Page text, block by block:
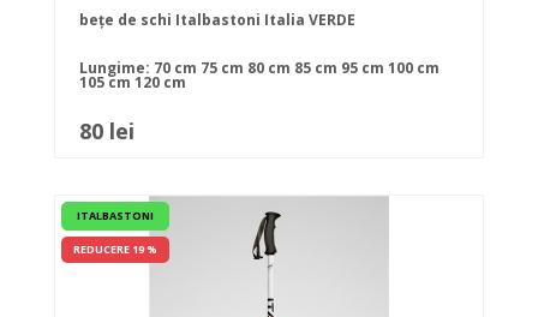
bețe de schi Italbastoni Italia VERDE
Lungime: 70 cm 75 cm 80 cm 85 cm 95 cm 100 cm
105 cm 120 cm
80 lei
ITALBASTONI
REDUCERE 19 %